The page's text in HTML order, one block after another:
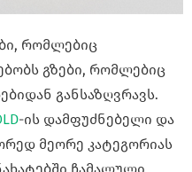
რომლებიც
გზები, რომლებიც
განსაზღვრავს.
-ის დამფუძნებელი და
მეორე კატეგორიას